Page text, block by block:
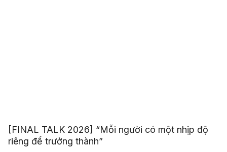
[FINAL TALK 2026] “Mỗi người có một nhịp độ
riêng để trưởng thành”